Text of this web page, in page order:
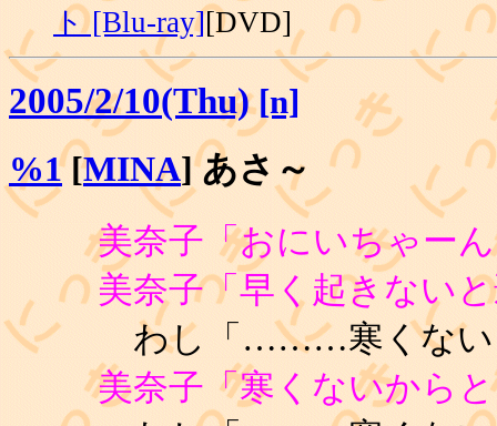
ト [Blu-ray][DVD]
2005/2/10(Thu) [n]
%1[MINA] あさ～
美奈子「おにいちゃー
美奈子「早く起きない
わし「………寒くない
美奈子「寒くないから